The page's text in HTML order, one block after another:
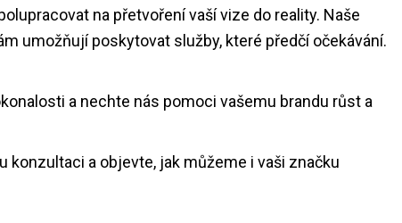
na přetvoření vaší vize do reality. Naše
umožňují poskytovat služby, které předčí očekávání.
a nechte nás pomoci vašemu brandu růst a
konzultaci a objevte, jak můžeme i vaši značku